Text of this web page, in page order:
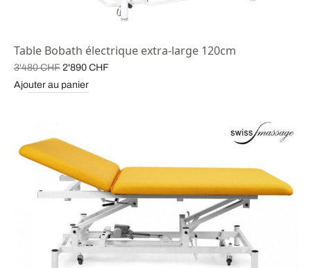
Table Bobath électrique extra-large 120cm
3'480CHF Le prix
initial
était :
2'890 CHF
Ajouter au panier